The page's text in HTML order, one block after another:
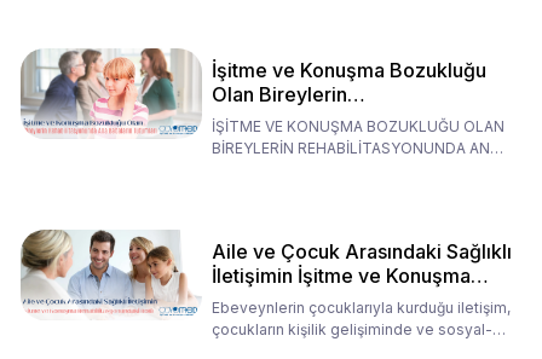
İşitme ve Konuşma Bozukluğu
Olan Bireylerin
Rehabilitasyonunda Ana
Babaların Tutumları
İŞİTME VE KONUŞMA BOZUKLUĞU OLAN
BİREYLERİN REHABİLİTASYONUNDA ANA
Aile ve Çocuk Arasındaki Sağlıklı
İletişimin İşitme ve Konuşma
Rehabilitasyonundaki Rolü
Ebeveynlerin çocuklarıyla kurduğu iletişim,
çocukların kişilik gelişiminde ve sosyal-